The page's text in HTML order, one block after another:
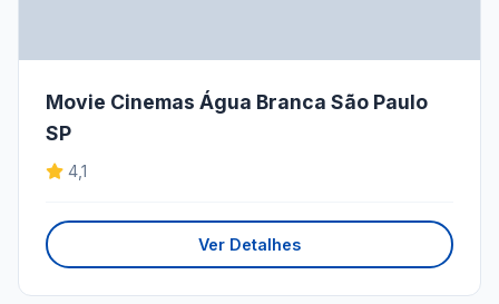
Movie Cinemas Água Branca São Paulo
SP
4,1
Ver Detalhes